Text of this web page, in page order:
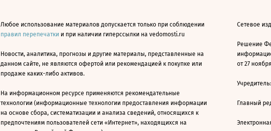
Любое использование материалов допускается только при соблюдении
правил перепечатки и при наличии гиперссылки на vedomosti.ru
Новости, аналитика, прогнозы и другие материалы, представленные на
данном сайте, не являются офертой или рекомендацией к покупке или
продаже каких-либо активов.
На информационном ресурсе применяются рекомендательные
технологии (информационные технологии предоставления информации
на основе сбора, систематизации и анализа сведений, относящихся к
предпочтениям пользователей сети «Интернет», находящихся на
Сетевое
Решение
от 27
Главный